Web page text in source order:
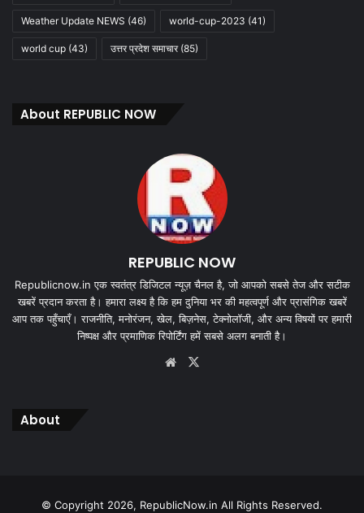
Weather Update NEWS (46) world-cup-2023 (41)
world cup (43) उत्तर प्रदेश समाचार(85)
About REPUBLIC NOW
REPUBLIC NOW
Republicnow.in एक स्वतंत्र डिजिटल न्यूज़ चैनल है, जो आपको सबसे तेज और सटीक
खबरें प्रदान करता है। हमारा लक्ष्य है कि हम दुनिया भर की महत्वपूर्ण और प्रासंगिक खबरें
आप तक पहुँचाएँ। राजनीति, मनोरंजन, खेल, बिज़नेस, टेक्नोलॉजी, और अन्य विषयों पर हमारी
निष्पक्ष और प्रमाणिक रिपोर्टिंग हमें सबसे अलग बनाती है।
Website
About
© Copyright 2026, RepublicNow.in All Rights Reserved.